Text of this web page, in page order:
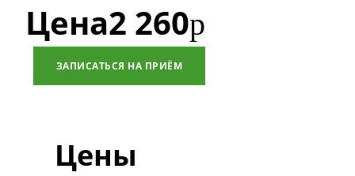
Цена2 260р
ЗАПИСАТЬСЯ НА ПРИЁМ
Цены